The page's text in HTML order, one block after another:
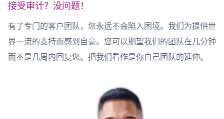
接受审计？没问题！
有了专门的客户团队，您永远不会陷入困境。我们为提供世
界一流的支持而感到自豪。您可以期望我们的团队在几分钟
而不是几周内回复您。把我们看作是你自己团队的延伸。